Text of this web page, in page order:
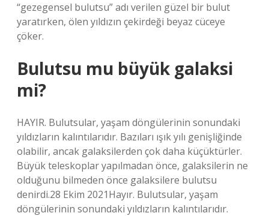
“gezegensel bulutsu” adı verilen güzel bir bulut
yaratırken, ölen yıldızın çekirdeği beyaz cüceye
çöker.
Bulutsu mu büyük galaksi
mi?
HAYIR. Bulutsular, yaşam döngülerinin sonundaki
yıldızların kalıntılarıdır. Bazıları ışık yılı genişliğinde
olabilir, ancak galaksilerden çok daha küçüktürler.
Büyük teleskoplar yapılmadan önce, galaksilerin ne
olduğunu bilmeden önce galaksilere bulutsu
denirdi.28 Ekim 2021Hayır. Bulutsular, yaşam
döngülerinin sonundaki yıldızların kalıntılarıdır.